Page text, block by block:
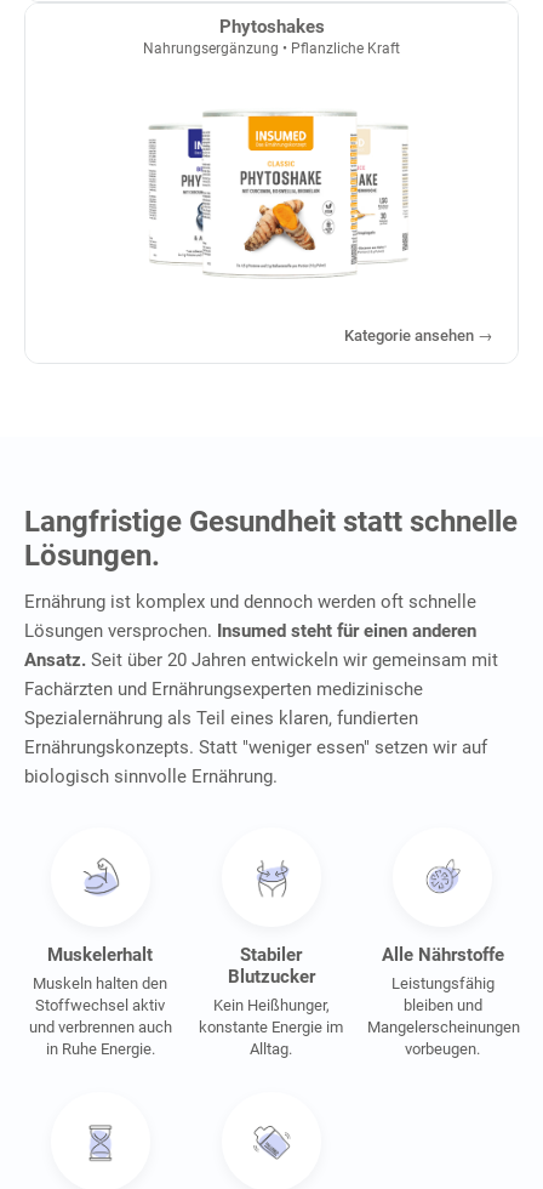
Phytoshakes
Nahrungsergänzung • Pflanzliche Kraft
Kategorie ansehen →
Langfristige Gesundheit statt schnelle
Lösungen.
Ernährung ist komplex und dennoch werden oft schnelle
Lösungen versprochen. Insumed steht für einen anderen
Ansatz. Seit über 20 Jahren entwickeln wir gemeinsam mit
Fachärzten und Ernährungsexperten medizinische
Spezialernährung als Teil eines klaren, fundierten
Ernährungskonzepts. Statt "weniger essen" setzen wir auf
biologisch sinnvolle Ernährung.
Muskelerhalt
Muskeln halten den
Stoffwechsel aktiv
und verbrennen auch
in Ruhe Energie.
Stabiler
Blutzucker
Kein Heißhunger,
konstante Energie im
Alltag.
Alle Nährstoffe
Leistungsfähig
bleiben und
Mangelerscheinungen
vorbeugen.